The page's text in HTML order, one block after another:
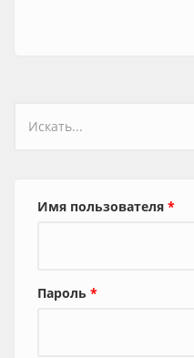
Форма поиска
Имя пользователя *
Пароль *